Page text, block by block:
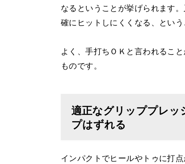
なるということが挙げられます
確にヒットしにくくなる、という
よく、手打ちＯＫと言われるこ
ものです。
適正なグリッププレッ
プはずれる
インパクトでヒールやトゥに打